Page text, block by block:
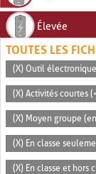
Élevée
TOUTES LES
(X) Outil électronique
(X) Activités courtes
(X) Moyen groupe
(X) En classe
(X) En classe et hors